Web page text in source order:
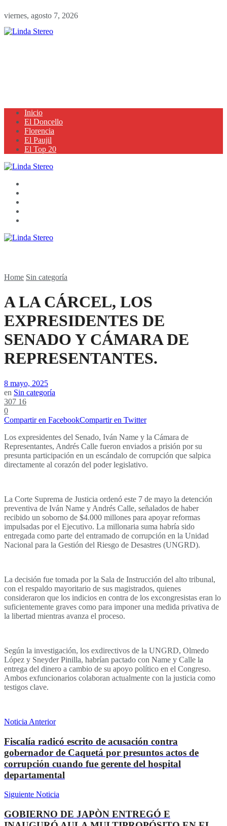
viernes, agosto 7, 2026
Inicio
El Doncello
Florencia
El Paujil
El Top 20
Home Sin categoría
A LA CÁRCEL, LOS
EXPRESIDENTES DE
SENADO Y CÁMARA DE
REPRESENTANTES.
8 mayo, 2025
en Sin categoría
307 16
0
Compartir en FacebookCompartir en Twitter
Los expresidentes del Senado, Iván Name y la Cámara de
Representantes, Andrés Calle fueron enviados a prisión por su
presunta participación en un escándalo de corrupción que salpica
directamente al corazón del poder legislativo.
La Corte Suprema de Justicia ordenó este 7 de mayo la detención
preventiva de Iván Name y Andrés Calle, señalados de haber
recibido un soborno de $4.000 millones para apoyar reformas
impulsadas por el Ejecutivo. La millonaria suma habría sido
entregada como parte del entramado de corrupción en la Unidad
Nacional para la Gestión del Riesgo de Desastres (UNGRD).
La decisión fue tomada por la Sala de Instrucción del alto tribunal,
con el respaldo mayoritario de sus magistrados, quienes
consideraron que los indicios en contra de los excongresistas eran lo
suficientemente graves como para imponer una medida privativa de
la libertad mientras avanza el proceso.
Según la investigación, los exdirectivos de la UNGRD, Olmedo
López y Sneyder Pinilla, habrían pactado con Name y Calle la
entrega del dinero a cambio de su apoyo político en el Congreso.
Ambos exfuncionarios colaboran actualmente con la justicia como
testigos clave.
Noticia Anterior
Fiscalía radicó escrito de acusación contra
gobernador de Caquetá por presuntos actos de
corrupción cuando fue gerente del hospital
departamental
Siguiente Noticia
GOBIERNO DE JAPÒN ENTREGÓ E